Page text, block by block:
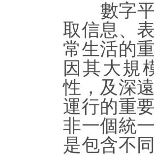
數字平
取信息、
常生活的
因其大規
性，及深
運行的重
非一個統
是包含不